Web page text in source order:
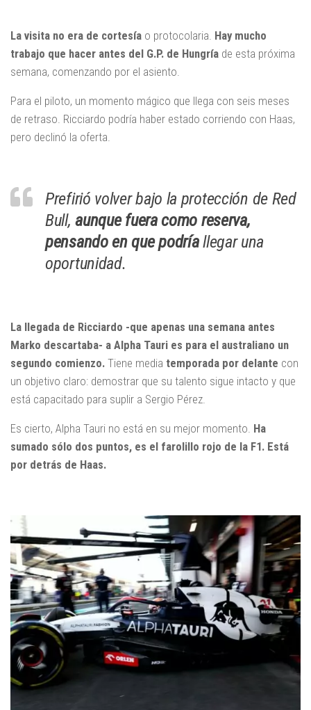
La visita no era de cortesía o protocolaria. Hay mucho
trabajo que hacer antes del G.P. de Hungría de esta próxima
semana, comenzando por el asiento.
Para el piloto, un momento mágico que llega con seis meses
de retraso. Ricciardo podría haber estado corriendo con Haas,
pero declinó la oferta.
Prefirió volver bajo la protección de Red
Bull,aunque fuera como reserva,
pensando en que podríallegar una
oportunidad.
La llegada de Ricciardo -que apenas una semana antes
Marko descartaba- a Alpha Tauri es para el australiano un
segundo comienzo. Tiene media temporada por delante con
un objetivo claro: demostrar que su talento sigue intacto y que
está capacitado para suplir a Sergio Pérez.
Es cierto, Alpha Tauri no está en su mejor momento. Ha
sumado sólo dos puntos, es el farolillo rojo de la F1. Está
por detrás de Haas.